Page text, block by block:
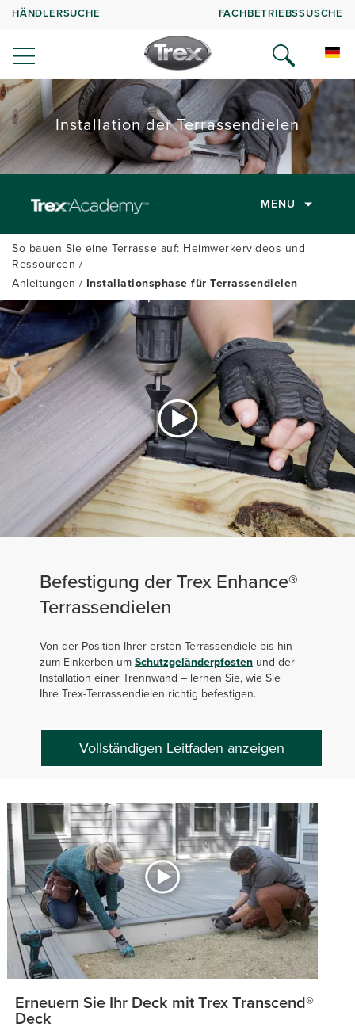
HÄNDLERSUCHE FACHBETRIEBSSUSCHE
Installation der Terrassendielen
MENU
So bauen Sie eine Terrasse auf: Heimwerkervideos und
Ressourcen
Anleitungen
Installationsphase für Terrassendielen
Befestigung der Trex Enhance®
Terrassendielen
Von der Position Ihrer ersten Terrassendiele bis hin
zum Einkerben um Schutzgeländerpfosten und der
Installation einer Trennwand – lernen Sie, wie Sie
Ihre Trex-Terrassendielen richtig befestigen.
Vollständigen Leitfaden anzeigen
Erneuern Sie Ihr Deck mit Trex Transcend®
Deck